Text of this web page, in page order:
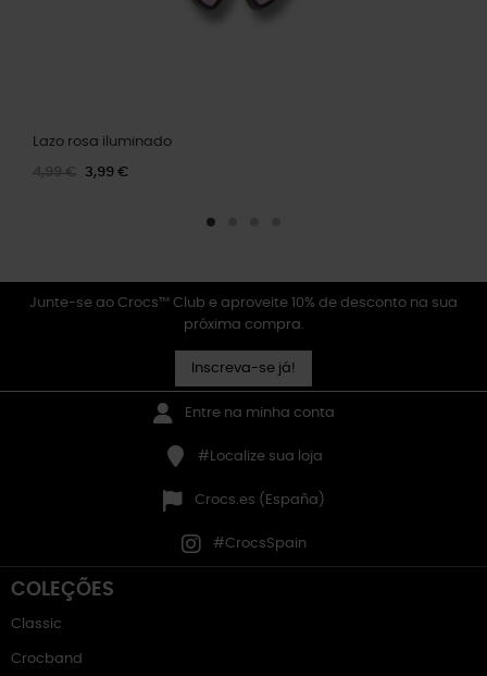
Lazo rosa iluminado
4,99 € 3,99 €
Junte-se ao Crocs™ Club e aproveite 10% de desconto na sua
próxima compra.
Inscreva-se já!
Entre na minha conta
#Localize sua loja
Crocs.es (España)
#CrocsSpain
COLEÇÕES
Classic
Crocband